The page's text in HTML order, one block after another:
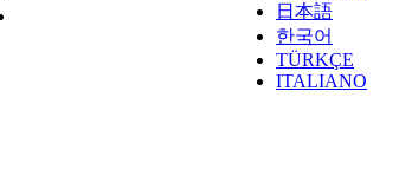
日本語
한국어
TÜRKÇE
ITALIANO